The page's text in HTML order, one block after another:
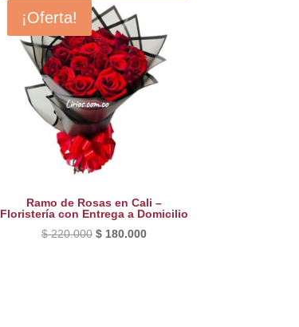
¡Oferta!
Ramo de Rosas en Cali –
Floristería con Entrega a Domicilio
$220.000 El
$180.000El